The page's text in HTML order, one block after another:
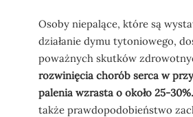
Osoby niepalące, które są
działanie dymu tytoniowego,
poważnych skutków
rozwinięcia chorób serca w
palenia wzrasta o około 25-30%.
także prawdopodobieństwo